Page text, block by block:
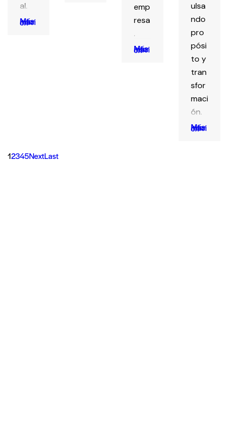
al.
Más Información
emp
resa
.
Más Información
ulsa
ndo
pro
pósi
to y
tran
sfor
maci
ón.
Más Información
12345NextLast